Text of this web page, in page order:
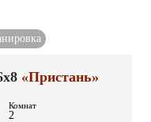
«Пристань»
Комнат
2